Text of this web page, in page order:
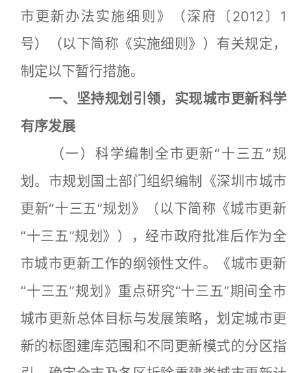
市更新办法实施细则》（深府〔2012〕1
号）（以下简称《实施细则》）有关规定，
制定以下暂行措施。
一、坚持规划引领，实现城市更新科学
有序发展
（一）科学编制全市更新“十三五”规
划。市规划国土部门组织编制《深圳市城市
更新“十三五”规划》（以下简称《城市更新
“十三五”规划》），经市政府批准后作为全
市城市更新工作的纲领性文件。《城市更新
“十三五”规划》重点研究“十三五”期间全市
城市更新总体目标与发展策略，划定城市更
新的标图建库范围和不同更新模式的分区指